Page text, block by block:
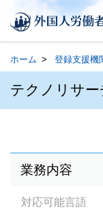
ホーム 登録支援機
テクノリサー
業務内容
対応可能言語